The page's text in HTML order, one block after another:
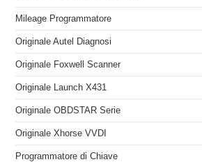
Mileage Programmatore
Originale Autel Diagnosi
Originale Foxwell Scanner
Originale Launch X431
Originale OBDSTAR Serie
Originale Xhorse VVDI
Programmatore di Chiave